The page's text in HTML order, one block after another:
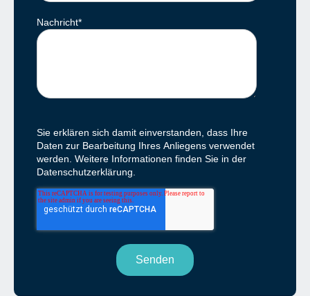
Nachricht*
Sie erklären sich damit einverstanden, dass Ihre
Daten zur Bearbeitung Ihres Anliegens verwendet
werden. Weitere Informationen finden Sie in der
Datenschutzerklärung.